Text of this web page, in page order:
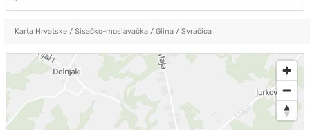
Karta Hrvatske/ Sisačko-moslavačka/ Glina/ Svračica